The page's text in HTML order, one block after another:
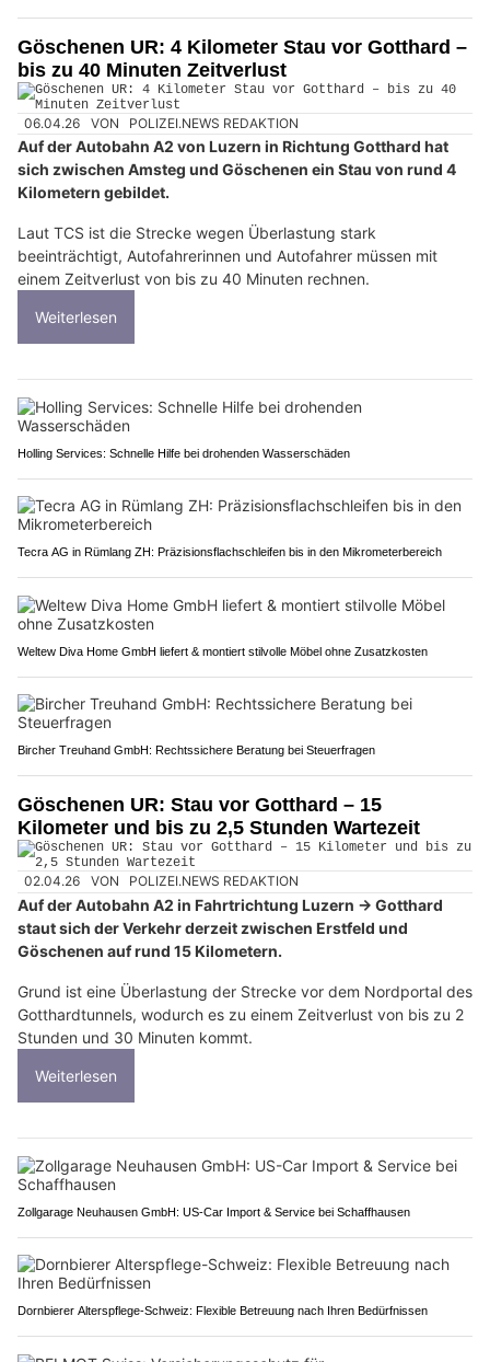
Göschenen UR: 4 Kilometer Stau vor Gotthard –
bis zu 40 Minuten Zeitverlust
06.04.26 VON POLIZEI.NEWS REDAKTION
Auf der Autobahn A2 von Luzern in Richtung Gotthard hat
sich zwischen Amsteg und Göschenen ein Stau von rund 4
Kilometern gebildet.
Laut TCS ist die Strecke wegen Überlastung stark
beeinträchtigt, Autofahrerinnen und Autofahrer müssen mit
einem Zeitverlust von bis zu 40 Minuten rechnen.
Weiterlesen
Holling Services: Schnelle Hilfe bei drohenden Wasserschäden
Tecra AG in Rümlang ZH: Präzisionsflachschleifen bis in den Mikrometerbereich
Weltew Diva Home GmbH liefert & montiert stilvolle Möbel ohne Zusatzkosten
Bircher Treuhand GmbH: Rechtssichere Beratung bei Steuerfragen
Göschenen UR: Stau vor Gotthard – 15
Kilometer und bis zu 2,5 Stunden Wartezeit
02.04.26 VON POLIZEI.NEWS REDAKTION
Auf der Autobahn A2 in Fahrtrichtung Luzern → Gotthard
staut sich der Verkehr derzeit zwischen Erstfeld und
Göschenen auf rund 15 Kilometern.
Grund ist eine Überlastung der Strecke vor dem Nordportal des
Gotthardtunnels, wodurch es zu einem Zeitverlust von bis zu 2
Stunden und 30 Minuten kommt.
Weiterlesen
Zollgarage Neuhausen GmbH: US-Car Import & Service bei Schaffhausen
Dornbierer Alterspflege-Schweiz: Flexible Betreuung nach Ihren Bedürfnissen